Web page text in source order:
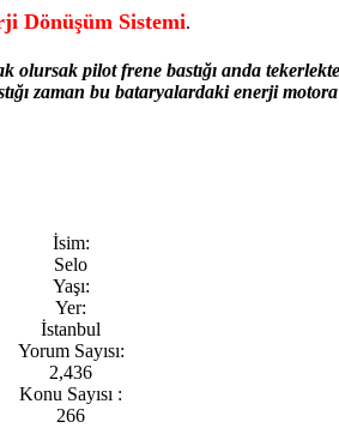
Dönüşüm Sistemi.
olursak pilot frene bastığı anda
zaman bu bataryalardaki enerji
İsim:
Selo
Yaşı:
Yer:
İstanbul
Yorum Sayısı:
2,436
Konu Sayısı :
266